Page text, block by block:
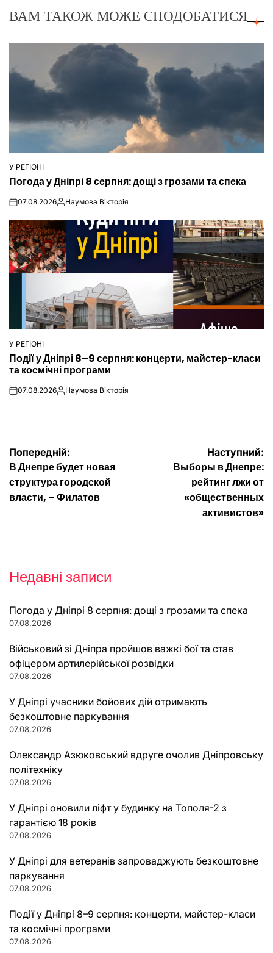
ВАМ ТАКОЖ МОЖЕ СПОДОБАТИСЯ
ОПУБЛІКУВАТИ
У РЕГІОНІ
Погода у Дніпрі 8 серпня: дощі з грозами та спека
on07.08.2026Опубліковано
Наумова Вікторія
ОПУБЛІКУВАТИ
У РЕГІОНІ
Події у Дніпрі 8–9 серпня: концерти, майстер-класи
та космічні програми
on07.08.2026Опубліковано
Наумова Вікторія
Навігація
записів
Попередній:
В Днепре будет новая
структура городской
власти, – Филатов
Наступний:
Выборы в Днепре:
рейтинг лжи от
«общественных
активистов»
Недавні записи
Погода у Дніпрі 8 серпня: дощі з грозами та спека
07.08.2026
Військовий зі Дніпра пройшов важкі бої та став
офіцером артилерійської розвідки
07.08.2026
У Дніпрі учасники бойових дій отримають
безкоштовне паркування
07.08.2026
Олександр Азюковський вдруге очолив Дніпровську
політехніку
07.08.2026
У Дніпрі оновили ліфт у будинку на Тополя-2 з
гарантією 18 років
07.08.2026
У Дніпрі для ветеранів запроваджують безкоштовне
паркування
07.08.2026
Події у Дніпрі 8–9 серпня: концерти, майстер-класи
та космічні програми
07.08.2026